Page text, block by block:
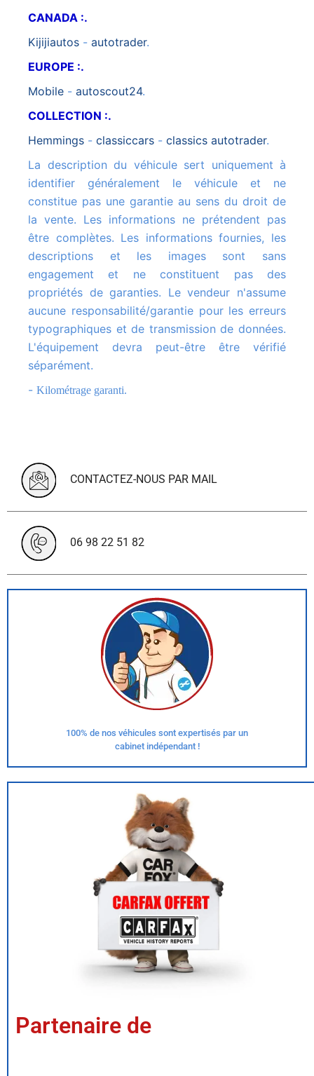
CANADA :.
kijijiautos - autotrader.
EUROPE :.
mobile - autoscout24.
COLLECTION :.
hemmings - classiccars - classics autotrader.
La description du véhicule sert uniquement à
identifier généralement le véhicule et ne
constitue pas une garantie au sens du droit de
la vente. Les informations ne prétendent pas
être complètes. Les informations fournies, les
descriptions et les images sont sans
engagement et ne constituent pas des
propriétés de garanties. Le vendeur n'assume
aucune responsabilité/garantie pour les erreurs
typographiques et de transmission de données.
L'équipement devra peut-être être vérifié
séparément.
Kilométrage garanti.
CONTACTEZ-NOUS PAR MAIL
06 98 22 51 82
100% de nos véhicules sont expertisés par un
cabinet indépendant !
Partenaire de